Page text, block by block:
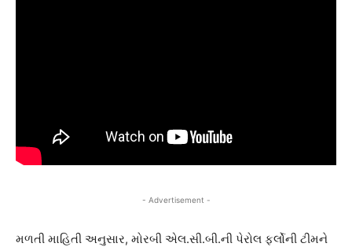
- Advertisement -
મળતી માહિતી અનુસાર, મોરબી એલ.સી.બી.ની પેરોલ ફર્લોની ટીમને